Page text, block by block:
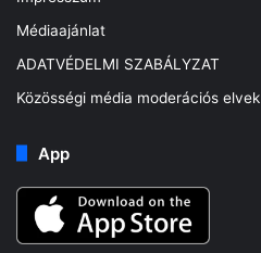
Médiaajánlat
ADATVÉDELMI SZABÁLYZAT
Közösségi média moderációs elvek
App